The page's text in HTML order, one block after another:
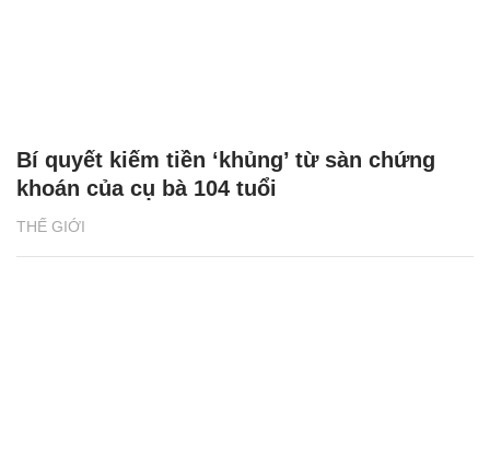
THẾ GIỚI
Bí quyết kiếm tiền ‘khủng’ từ sàn chứng
khoán của cụ bà 104 tuổi